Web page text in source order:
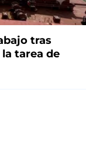
tras
tarea de